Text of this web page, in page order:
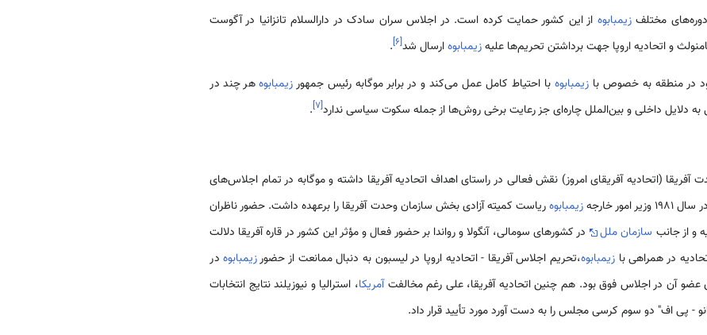
دوره‌های مختلفزیمبابوه از این کشور حمایت کرده است. در اجلاس سران سادک در دارالسلام تانزانیا در آگوست
و اتحادیه اروپا جهت برداشتن تحریم‌ها علیهزیمبابوهارسال شد[۶]
.
در منطقه به خصوص با زیمبابوه با احتیاط کامل عمل می‌کند و در برابر موگابه رئیس جمهورزیمبابوههر چند در
به دلایل داخلی و بین‌الملل چاره‌ای جز رعایت برخی روش‌ها از جمله سکوت سیاسی ندارد[۷]
.
آفریقا (اتحادیه آفریقای امروز) نقش فعالی در راستای اهداف اتحادیه آفریقا داشته و موگابه در تمام اجلاس‌های
خارجه
زیمبابوهریاست کمیته آزادی بخش سازمان وحدت آفریقا را برعهده داشت. حضور ناظران
و از جانب سازمان ملل
در کشورهای سومالی، آنگولا و رواندا بر حضور فعال و مؤثر این کشور در قاره آفریقا دلالت
در همراهی با زیمبابوه،تحریم اجلاس آفریقا - اتحادیه اروپا در لیسبون به دنبال ممانعت از حضورزیمبابوه در
آن در اجلاس فوق بود. هم چنین اتحادیه آفریقا، علی رغم مخالفتآمریکا، استرالیا و نیوزیلند نتایج انتخابات
- پی اف" دو سوم کرسی مجلس را به دست آورد مورد تأیید قرار داد.